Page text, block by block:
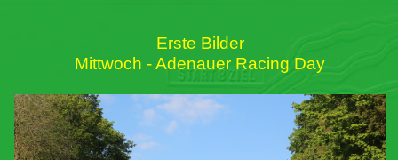
Erste Bilder
Mittwoch - Adenauer Racing Day